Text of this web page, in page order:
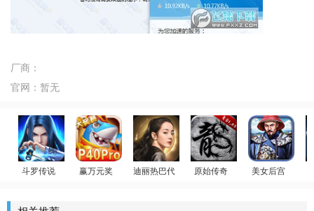
厂商：
官网： 暂无
斗罗传说
赢万元奖
迪丽热巴代言
原始传奇
美女后宫